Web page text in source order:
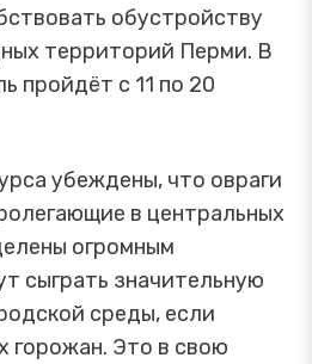
обустройству
территорий Перми. В
пройдёт с 11 по 20
убеждены, что овраги
в центральных
огромным
сыграть значительную
среды, если
горожан. Это в свою